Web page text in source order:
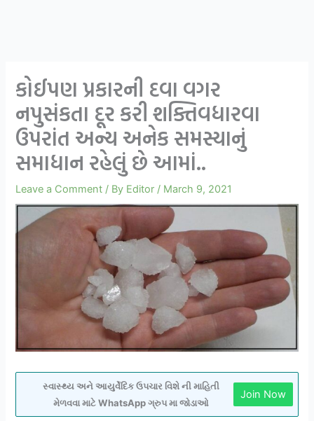
કોઈપણ પ્રકારની દવા વગર
નપુસંકતા દૂર કરી શક્તિવધારવા
ઉપરાંત અન્ય અનેક સમસ્યાનું
સમાધાન રહેલું છે આમાં..
Leave a Comment / By Editor / March 9, 2021
સ્વાસ્થ્ય અને આયુર્વેદિક ઉપચાર વિશે ની માહિતી
મેળવવા માટે WhatsApp ગ્રુપ મા જોડાઓ
Join Now